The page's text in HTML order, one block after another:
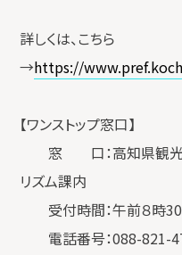
詳しくは、こちら
→https://
【ワンストップ窓口】
窓 口：高知県観光
リズム課内
受付時間：午前８時
電話番号：088-821-